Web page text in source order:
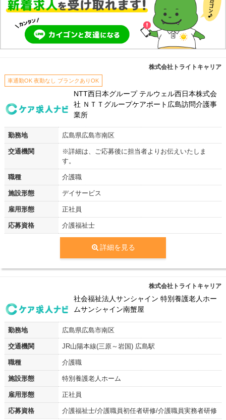
株式会社トライトキャリア
車通勤OK 夜勤なし ブランクありOK
NTT西日本グループ テルウェル西日本株式会
社 ＮＴＴグループケアポート広島訪問介護事
業所
勤務地 広島県広島市南区
交通機関
※詳細は、ご応募後に担当者よりお伝えいたしま
す。
職種 介護職
施設形態 デイサービス
雇用形態 正社員
応募資格 介護福祉士
詳細を見る
株式会社トライトキャリア
社会福祉法人サンシャイン 特別養護老人ホー
ムサンシャイン南蟹屋
勤務地 広島県広島市南区
交通機関 JR山陽本線(三原～岩国) 広島駅
職種 介護職
施設形態 特別養護老人ホーム
雇用形態 正社員
応募資格 介護福祉士/介護職員初任者研修/介護職員実務者研修